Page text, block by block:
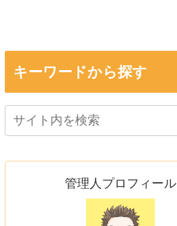
キーワードから探す
管理人プロフィール